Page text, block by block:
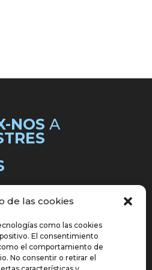
de las cookies
como las cookies
El consentimiento
el comportamiento de
No consentir o retirar el
NOS A